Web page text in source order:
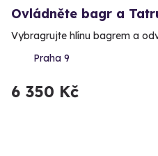
Ovládněte bagr a
Vybragrujte hlínu bagrem a
Praha 9
6 350 Kč